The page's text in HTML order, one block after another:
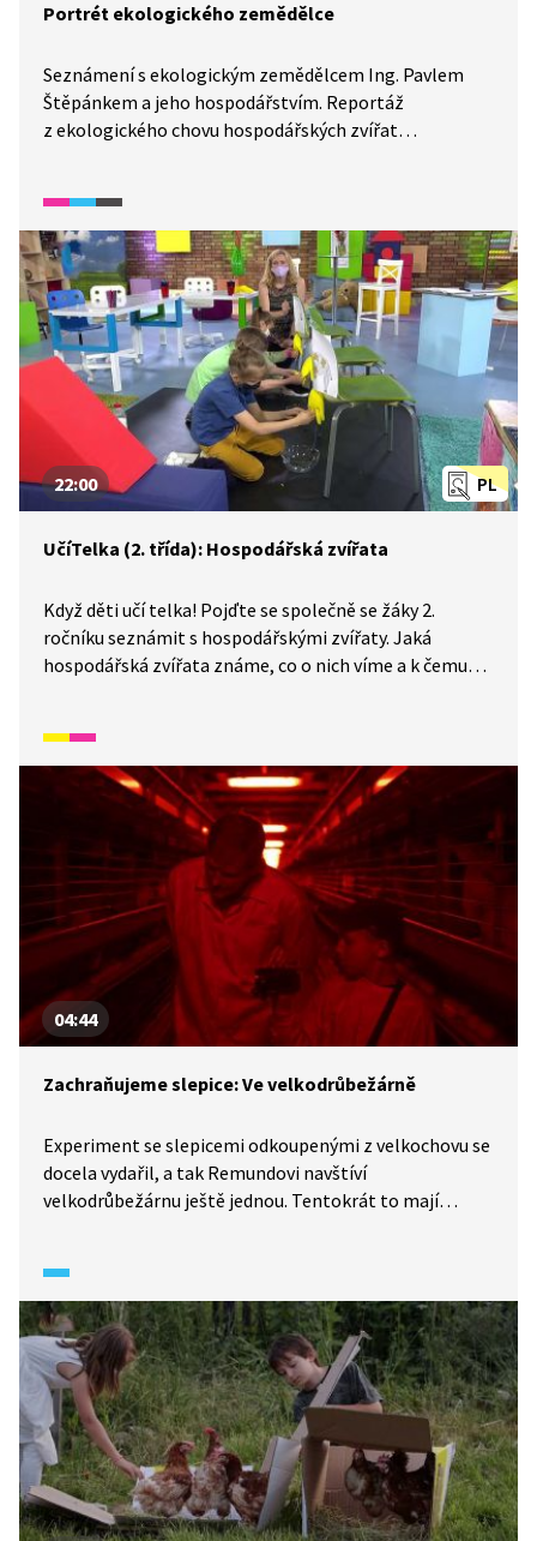
Portrét ekologického zemědělce
Seznámení s ekologickým zemědělcem Ing. Pavlem
Štěpánkem a jeho hospodářstvím. Reportáž
z ekologického chovu hospodářských zvířat
PL
22:00
UčíTelka (2. třída): Hospodářská zvířata
Když děti učí telka! Pojďte se společně se žáky 2.
ročníku seznámit s hospodářskými zvířaty. Jaká
hospodářská zvířata známe, co o nich víme a k čemu
známých písniček.
04:44
Zachraňujeme slepice: Ve velkodrůbežárně
Experiment se slepicemi odkoupenými z velkochovu se
docela vydařil, a tak Remundovi navštíví
velkodrůbežárnu ještě jednou. Tentokrát to mají
novými slepičkami a jedním kohoutkem.